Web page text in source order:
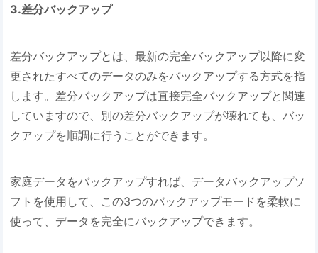
3.差分バックアップ
差分バックアップとは、最新の完全バックアップ以降に変
更されたすべてのデータのみをバックアップする方式を指
します。差分バックアップは直接完全バックアップと関連
していますので、別の差分バックアップが壊れても、バッ
クアップを順調に行うことができます。
家庭データをバックアップすれば、データバックアップソ
フトを使用して、この3つのバックアップモードを柔軟に
使って、データを完全にバックアップできます。